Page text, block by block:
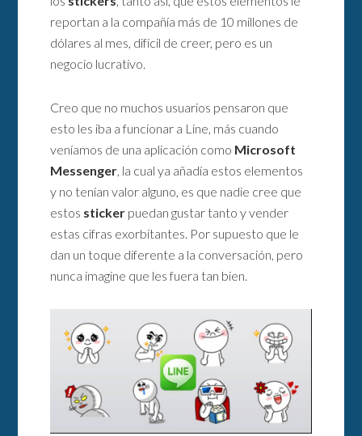
reportan a la compañía más de 10 millones de
dólares al mes, difícil de creer, pero es un
negocio lucrativo.
Creo que no muchos usuarios pensaron que
esto les iba a funcionar a Line, más cuando
veníamos de una aplicación como Microsoft
Messenger , la cual ya añadía estos elementos
y no tenían valor alguno, es que nadie cree que
estos sticker puedan gustar tanto y vender
estas cifras exorbitantes. Por supuesto que le
dan un toque diferente a la conversación, pero
nunca imagine que les fuera tan bien.